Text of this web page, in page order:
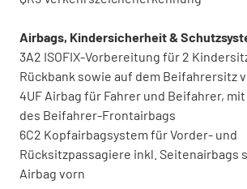
Airbags, Kindersicherheit &
3A2 ISOFIX-Vorbereitung für 2
Rückbank sowie auf dem Beifahrersitz
4UF Airbag für Fahrer und Beifahrer,
des Beifahrer-Frontairbags
6C2 Kopfairbagsystem für Vorder- und
Rücksitzpassagiere inkl. Seitenairbags
Airbag vorn